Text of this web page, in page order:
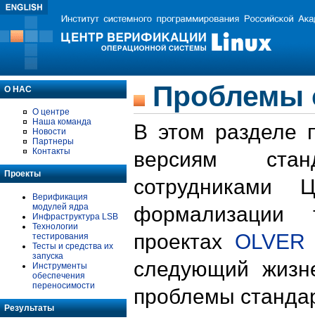
О НАС
О центре
Наша команда
Новости
Партнеры
Контакты
Проекты
Верификация
модулей ядра
Инфраструктура LSB
Технологии
тестирования
Тесты и средства их
запуска
Инструменты
обеспечения
переносимости
Результаты
Проблемы
В этом разделе
версиям
формализации
проектах OLVER
следующий
проблемы